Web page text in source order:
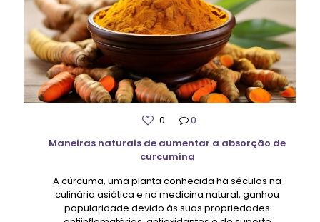
0
0
Maneiras naturais de aumentar a absorção de
curcumina
A cúrcuma, uma planta conhecida há séculos na
culinária asiática e na medicina natural, ganhou
popularidade devido às suas propriedades